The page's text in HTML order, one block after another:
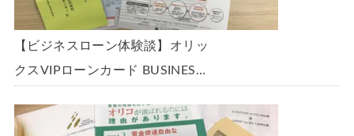
【ビジネスローン体験談】オリッ
クスVIPローンカード BUSINESS
の金利で借りられました。全手順